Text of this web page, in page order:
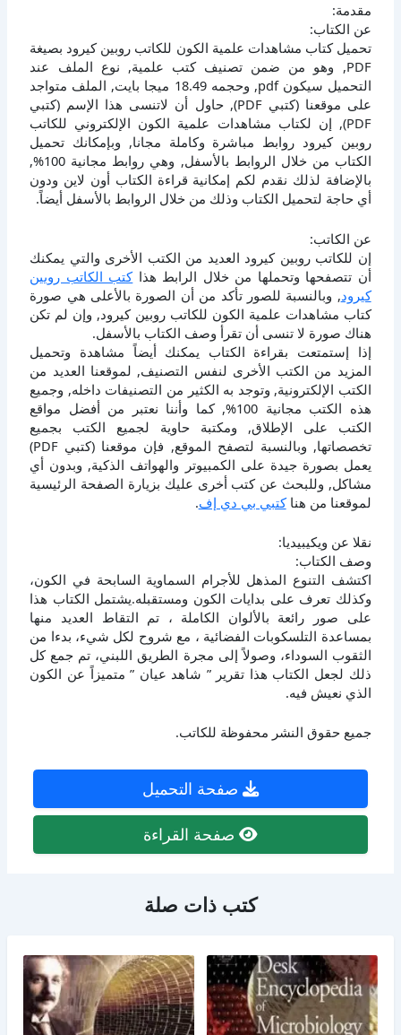
مقدمة:
عن الكتاب:
تحميل كتاب مشاهدات علمية الكون للكاتب روبين كيرود بصيغة
PDF, وهو من ضمن تصنيف كتب علمية, نوع الملف عند
التحميل سيكون pdf, وحجمه 18.49 ميجا بايت, الملف متواجد
على موقعنا (كتبي PDF), حاول أن لاتنسى هذا الإسم (كتبي
PDF), إن لكتاب مشاهدات علمية الكون الإلكتروني للكاتب
روبين كيرود روابط مباشرة وكاملة مجانا, وبإمكانك تحميل
الكتاب من خلال الروابط بالأسفل, وهي روابط مجانية 100%,
بالإضافة لذلك نقدم لكم إمكانية قراءة الكتاب أون لاين ودون
أي حاجة لتحميل الكتاب وذلك من خلال الروابط بالأسفل أيضاً.
عن الكاتب:
إن للكاتب روبين كيرود العديد من الكتب الأخرى والتي يمكنك
أن تتصفحها وتحملها من خلال الرابط هذاكتب الكاتب روبين
كيرود, وبالنسبة للصور تأكد من أن الصورة بالأعلى هي صورة
كتاب مشاهدات علمية الكون للكاتب روبين كيرود, وإن لم تكن
هناك صورة لا تنسى أن تقرأ وصف الكتاب بالأسفل.
إذا إستمتعت بقراءة الكتاب يمكنك أيضاً مشاهدة وتحميل
المزيد من الكتب الأخرى لنفس التصنيف, لموقعنا العديد من
الكتب الإلكترونية, وتوجد به الكثير من التصنيفات داخله, وجميع
هذه الكتب مجانية 100%, كما وأننا نعتبر من أفضل مواقع
الكتب على الإطلاق, ومكتبة حاوية لجميع الكتب بجميع
تخصصاتها, وبالنسبة لتصفح الموقع, فإن موقعنا (كتبي PDF)
يعمل بصورة جيدة على الكمبيوتر والهواتف الذكية, وبدون أي
مشاكل, وللبحث عن كتب أخرى عليك بزيارة الصفحة الرئيسية
لموقعنا من هناكتبي بي دي إف.
نقلا عن ويكيبيديا:
وصف الكتاب:
اكتشف التنوع المذهل للأجرام السماوية السابحة في الكون،
وكذلك تعرف على بدايات الكون ومستقبله.يشتمل الكتاب هذا
على صور رائعة بالألوان الكاملة ، تم التقاط العديد منها
بمساعدة التلسكوبات الفضائية ، مع شروح لكل شيء، بدءا من
الثقوب السوداء، وصولاً إلى مجرة الطريق اللبني، تم جمع كل
ذلك لجعل الكتاب هذا تقرير ” شاهد عيان ” متميزاً عن الكون
الذي نعيش فيه.
جميع حقوق النشر محفوظة للكاتب.
صفحة التحميل
صفحة القراءة
كتب ذات صلة